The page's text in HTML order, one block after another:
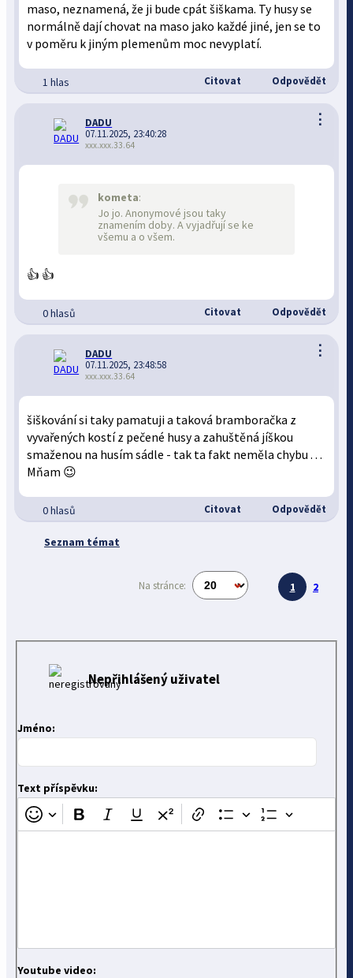
maso, neznamená, že ji bude cpát šiškama. Ty husy se
normálně dají chovat na maso jako každé jiné, jen se to
v poměru k jiným plemenům moc nevyplatí.
1 hlas Citovat Odpovědět
⋮
DADU
07.11.2025, 23:40:28
xxx.xxx.33.64
kometa:
Jo jo. Anonymové jsou taky
znamením doby. A vyjadřují se ke
všemu a o všem.
👍 👍
0 hlasů Citovat Odpovědět
⋮
DADU
07.11.2025, 23:48:58
xxx.xxx.33.64
šiškování si taky pamatuji a taková bramboračka z
vyvařených kostí z pečené husy a zahuštěná jíškou
smaženou na husím sádle - tak ta fakt neměla chybu . . .
Mňam 😉
0 hlasů Citovat Odpovědět
Seznam témat
Na stránce: 1 2
Nepřihlášený uživatel
Jméno:
Text příspěvku:
Youtube video: